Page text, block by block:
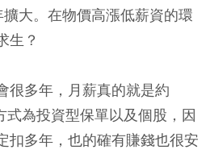
大。在物價高漲低薪資的環
生？
很多年，月薪真的就是約
式為投資型保單以及個股，因
扣多年，也的確有賺錢也很安